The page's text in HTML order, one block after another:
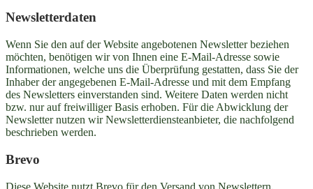
Newsletter­daten
Wenn Sie den auf der Website angebotenen Newsletter beziehen
möchten, benötigen wir von Ihnen eine E-Mail-Adresse sowie
Informationen, welche uns die Überprüfung gestatten, dass Sie der
Inhaber der angegebenen E-Mail-Adresse und mit dem Empfang
des Newsletters einverstanden sind. Weitere Daten werden nicht
bzw. nur auf freiwilliger Basis erhoben. Für die Abwicklung der
Newsletter nutzen wir Newsletterdiensteanbieter, die nachfolgend
beschrieben werden.
Brevo
Diese Website nutzt Brevo für den Versand von Newslettern.